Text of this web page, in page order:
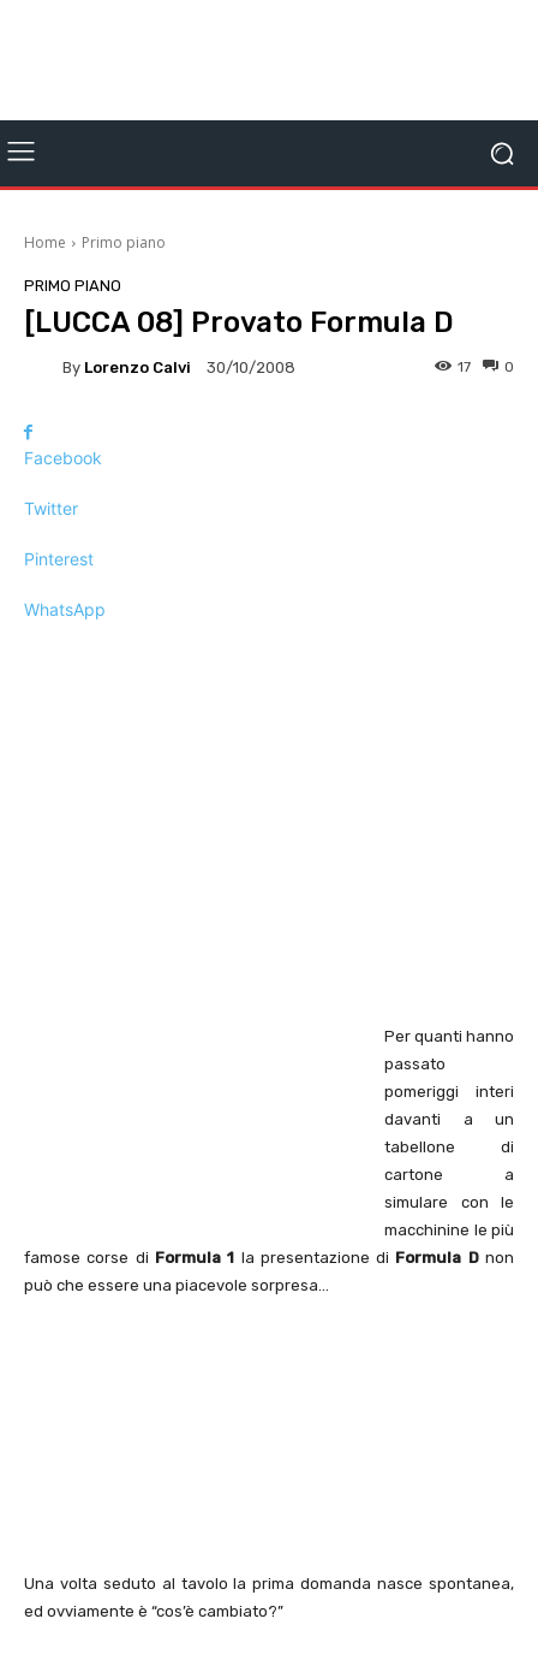
Home Primo piano
PRIMO PIANO
[LUCCA 08] Provato Formula D
By Lorenzo Calvi 30/10/2008 0
17
Facebook
Twitter
Pinterest
WhatsApp
Per quanti hanno
passato
pomeriggi interi
davanti a un
tabellone di
cartone a
simulare con le
macchinine le più
famose corse di Formula 1 la presentazione di Formula Dnon
può che essere una piacevole sorpresa…
Una volta seduto al tavolo la prima domanda nasce spontanea,
ed ovviamente è “cos’è cambiato?”